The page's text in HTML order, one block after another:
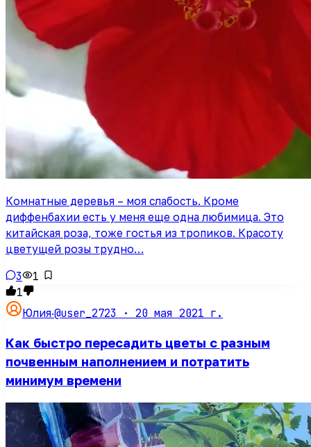
Комнатные деревья – моя слабость. Кроме
диффенбахии есть у меня еще одна любимица. Это
китайская роза, тоже гостья из тропиков. Красоту
цветущей розы трудно…
3
1
1
Юлия·@user_2723 · 20 мая 2021 г.
Как быстро пересадить цветы с разным
почвенным наполнением и потратить
минимум времени